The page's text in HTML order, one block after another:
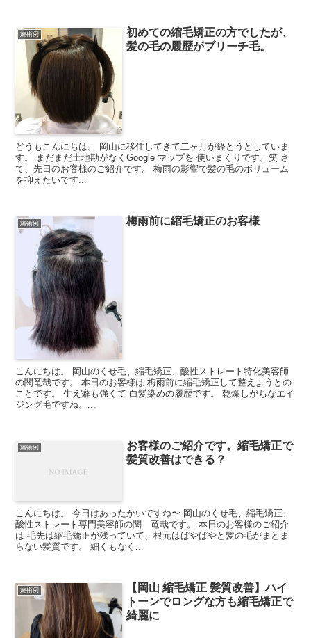
施術例
初めての縮毛矯正の方でしたが、
髪の毛の履歴がブリーチ毛。
どうもこんにちは。 岡山に移住してきて二ヶ月が経とうとしていま
す。 まだまだ土地勘がなくGoogle マップを 使いまくりです。笑 さ
て、先日のお客様のご紹介です。 梅雨の影響で髪の毛のボリューム
を抑えたいです...
施術例 梅雨前に縮毛矯正のお客様
こんにちは。 岡山のくせ毛、縮毛矯正、酸性ストレート特化美容師
の関竜哉です。 本日のお客様は 梅雨前に縮毛矯正して整えようとの
ことです。 生え癖も強くて 白髪染めの履歴です。 乾燥しがちなエイ
ジング毛ですね。...
施術例
お客様のご紹介です。縮毛矯正で
髪質改善はできる？
こんにちは。 今日はあったかいですね〜 岡山のくせ毛、縮毛矯正、
酸性ストレート専門美容師の関 竜哉です。 本日のお客様のご紹介
は 毛先は縮毛矯正が残っていて、根元はぱやぱやと髪の毛がまとま
らない髪質です。 細くもなく...
施術例
【岡山 縮毛矯正 髪質改善】ハイ
トーンでロングな方も縮毛矯正で
綺麗に